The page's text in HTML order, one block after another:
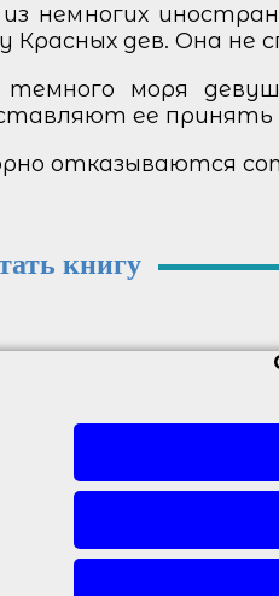
немногих
дев. Она не
темного моря
ее принять
отказываются
книгу